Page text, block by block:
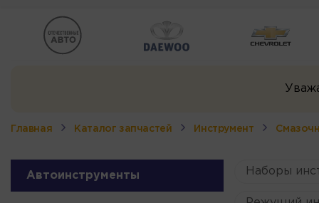
Главная Каталог запчастей Инструмент
Автоинструменты Наборы